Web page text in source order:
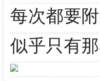
每次都要
似乎只有